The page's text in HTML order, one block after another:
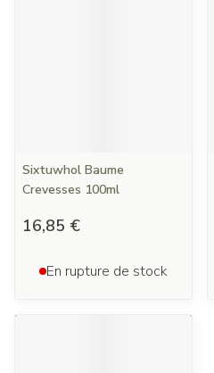
Sixtuwhol Baume
Crevesses 100ml
16,85 €
En rupture de stock